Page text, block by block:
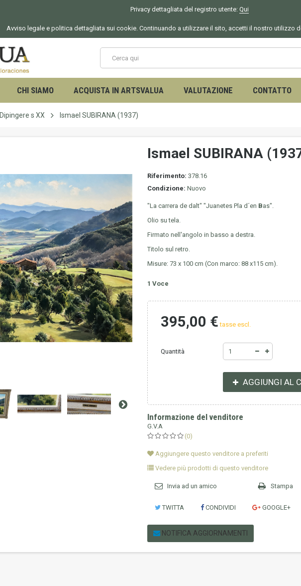
Privacy dettagliata del registro utente: Qui
Avviso legale e politica dettagliata sui cookie. Continuando a utilizzare il sito, accetti il nostro utilizzo
CHI SIAMO ACQUISTA IN ARTSVALUA VALUTAZIONE CONTATTO
Dipingere s XX Ismael SUBIRANA (1937)
Ismael SUBIRANA
Riferimento: 378.16
Condizione: Nuovo
"La carrera de dalt" "Juanetes Pla d´en Bas".
Olio su tela.
Firmato nell'angolo in basso a destra.
Titolo sul retro.
Misure: 73 x 100 cm (Con marco: 88 x115 cm).
1 Voce
395,00 € tasse escl.
Quantità
AGGIUNGI AL
Informazione del venditore
G.V.A
(0)
Aggiungere questo venditore a preferiti
Vedere più prodotti di questo venditore
Invia ad un amico Stampa
TWITTA CONDIVIDI GOOGLE+
NOTIFICA AGGIORNAMENTI